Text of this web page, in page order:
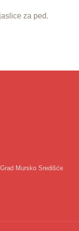
za ped.
Grad Mursko Središće